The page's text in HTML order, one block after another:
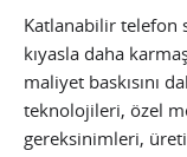
Katlanabilir telefon
kıyasla daha
maliyet baskısını
teknolojileri, özel
gereksinimleri,